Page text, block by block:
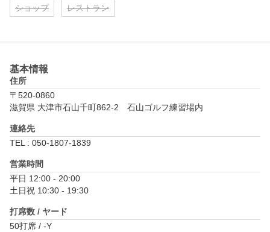
ショップ レストラン
基本情報
住所
〒520-0860
滋賀県 大津市石山千町862-2　石山ゴルフ練習場内
連絡先
TEL : 050-1807-1839
営業時間
平日 12:00 - 20:00
土日祝 10:30 - 19:30
打席数 / ヤード
50打席 / -Y